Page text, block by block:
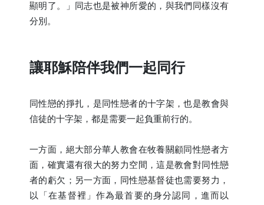
顯明了。」同志也是被神所愛的，與我們同樣沒有
分別。
讓耶穌陪伴我們一起同行
同性戀的掙扎，是同性戀者的十字架，也是教會與
信徒的十字架，都是需要一起負重前行的。
一方面，絕大部分華人教會在牧養關顧同性戀者方
面，確實還有很大的努力空間，這是教會對同性戀
者的虧欠；另一方面，同性戀基督徒也需要努力，
以「在基督裡」作為最首要的身分認同，進而以